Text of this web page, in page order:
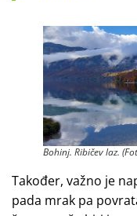
Bohinj. Ribičev laz.
Također, važno je
pada mrak pa